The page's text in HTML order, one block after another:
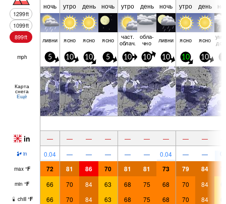
1299ft
1099ft
899ft
ночь утро день ночь утро день ночь утро день
ливни ясно ясно ясно част.
облач.
обла­
чно ливни ясно ясно
mph 5 10 10 5 10 10 10 10 10
Карта
снега
Ещё
in — — — — — — — — —
in 0.04 — — — — — 0.04 — —
max °F 72 81 86 70 81 81 73 79 84
min °F 66 70 84 63 68 75 68 70 84
chill °F 66 70 84 63 68 75 68 70 84